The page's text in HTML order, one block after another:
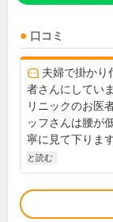
口コミ
夫婦で掛かり
者さんにしてい
リニックのお医
ッフさんは腰が
寧に見て下りま
と読む